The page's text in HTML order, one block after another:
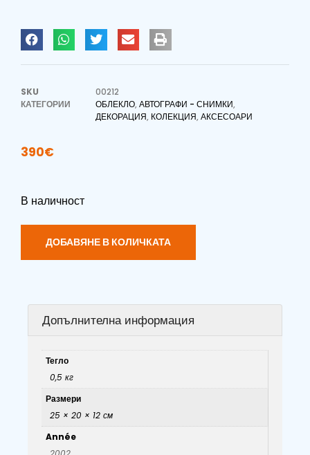
SKU
00212
КАТЕГОРИИ
ОБЛЕКЛО, АВТОГРАФИ - СНИМКИ,
ДЕКОРАЦИЯ, КОЛЕКЦИЯ, АКСЕСОАРИ
390€
В наличност
ДОБАВЯНЕ В КОЛИЧКАТА
Допълнителна информация
Тегло
0,5 кг
Размери
25 × 20 × 12 см
Année